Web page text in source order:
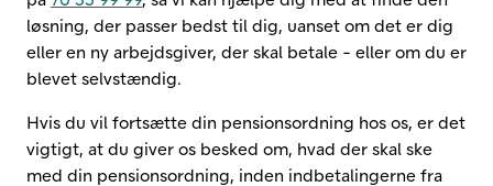
løsning, der passer bedst til dig, uanset om det er dig
eller en ny arbejdsgiver, der skal betale - eller om du er
blevet selvstændig.
Hvis du vil fortsætte din pensionsordning hos os, er det
vigtigt, at du giver os besked om, hvad der skal ske
med din pensionsordning, inden indbetalingerne fra